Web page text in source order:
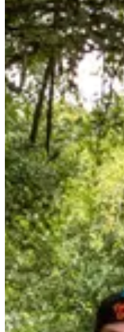
Focus parcours :
Ici, peu de bitume et plein de
champs à traverser à fond les
Chaque foulée t’emmène à la
région qu’est la Moselle. Mais
d’Histoire et d’histoires :
Tu vas courir sur d’anciens
franco-allemandes de 1930,
germaniques, longer des
le monument
contrebandiers, surplomber
coucou aux éoliennes de
Bref, ce n’est pas un simple
3 (super) raisons de
Le petit tour dans le
tous les jours 😎 ;
Une ambiance ultra
fraîches et sourires en
Pour le nom de la
l’avouer.